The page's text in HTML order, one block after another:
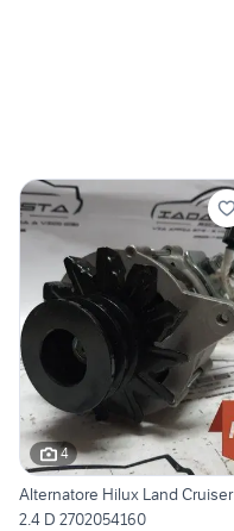
4
Alternatore Hilux Land Cruiser
2.4 D 2702054160